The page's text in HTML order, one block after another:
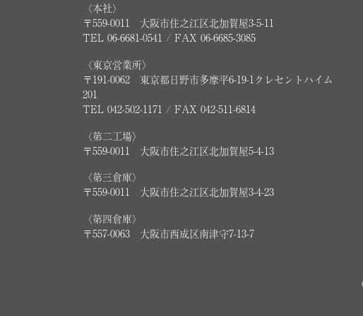
〈本社〉
〒559-0011 大阪市住之江区北加賀屋3-5-11
TEL 06-6681-0541 / FAX 06-6685-3085
〈東京営業所〉
〒191-0062 東京都日野市多摩平6-19-1クレセントハイム
201
TEL 042-502-1171 / FAX 042-511-6814
〈第二工場〉
〒559-0011 大阪市住之江区北加賀屋5-4-13
〈第三倉庫〉
〒559-0011 大阪市住之江区北加賀屋3-4-23
〈第四倉庫〉
〒557-0063 大阪市西成区南津守7-13-7